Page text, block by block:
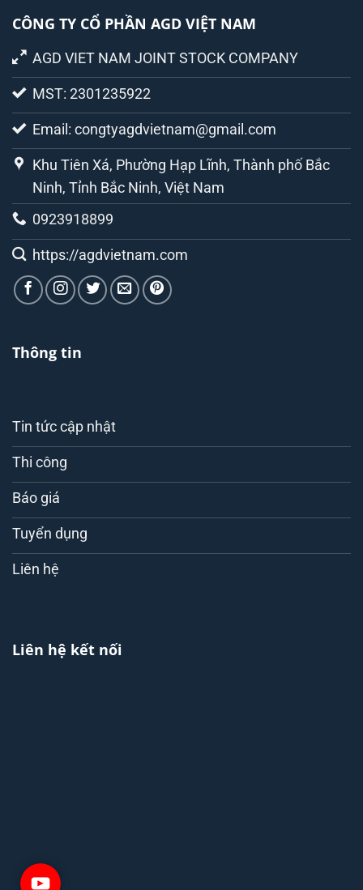
CÔNG TY CỔ PHẦN AGD VIỆT NAM
AGD VIET NAM JOINT STOCK COMPANY
MST: 2301235922
Email: congtyagdvietnam@gmail.com
Khu Tiên Xá, Phường Hạp Lĩnh, Thành phố Bắc
Ninh, Tỉnh Bắc Ninh, Việt Nam
0923918899
https://agdvietnam.com
Thông tin
Tin tức cập nhật
Thi công
Báo giá
Tuyển dụng
Liên hệ
Liên hệ kết nối